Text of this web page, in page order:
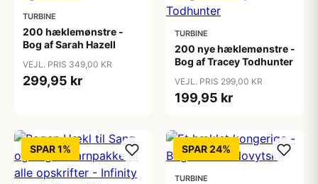
TURBINE
200 hæklemønstre -
Bog af Sarah Hazell
VEJL. PRIS 349,00 KR
299,95 kr
TURBINE
200 nye hæklemønstre -
Bog af Tracey Todhunter
VEJL. PRIS 299,00 KR
199,95 kr
SPAR 1% SPAR 24%
TURBINE